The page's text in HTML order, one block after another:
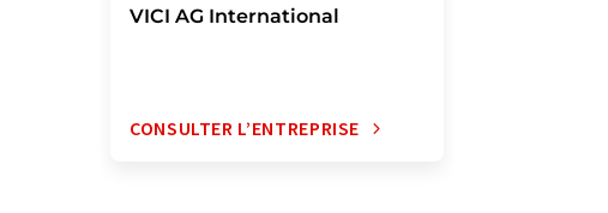
VICI AG International
CONSULTER L’ENTREPRISE